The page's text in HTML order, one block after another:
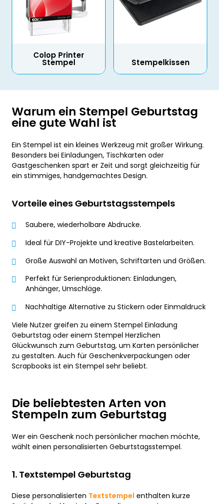
Colop Printer
Stempel Stempelkissen
Warum ein Stempel Geburtstag
eine gute Wahl ist
Ein Stempel ist ein kleines Werkzeug mit großer Wirkung.
Besonders bei Einladungen, Tischkarten oder
Gastgeschenken spart er Zeit und sorgt gleichzeitig für
ein stimmiges, handgemachtes Design.
Vorteile eines Geburtstagsstempels
Saubere, wiederholbare Abdrucke.
Ideal für DIY-Projekte und kreative Bastelarbeiten.
Große Auswahl an Motiven, Schriftarten und Größen.
Perfekt für Serienproduktionen: Einladungen,
Anhänger, Umschläge.
Nachhaltige Alternative zu Stickern oder Einmaldruck
Viele Nutzer greifen zu einem Stempel Einladung
Geburtstag oder einem Stempel Herzlichen
Glückwunsch zum Geburtstag, um Karten persönlicher
zu gestalten. Auch für Geschenkverpackungen oder
Scrapbooks ist ein Stempel sehr beliebt.
Die beliebtesten Arten von
Stempeln zum Geburtstag
Wer ein Geschenk noch persönlicher machen möchte,
wählt einen personalisierten Geburtstagsstempel.
1. Textstempel Geburtstag
Diese personalisierten Textstempel enthalten kurze